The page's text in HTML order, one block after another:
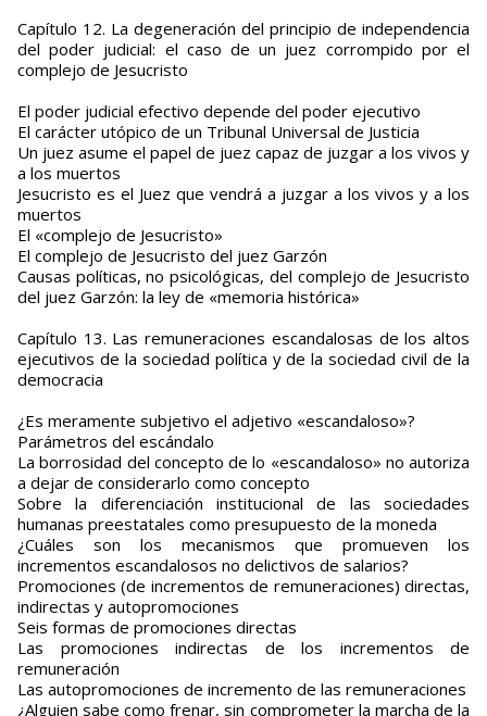
Capítulo 12. La degeneración del principio de independencia
del poder judicial: el caso de un juez corrompido por el
complejo de Jesucristo
El poder judicial efectivo depende del poder ejecutivo
El carácter utópico de un Tribunal Universal de Justicia
Un juez asume el papel de juez capaz de juzgar a los vivos y
a los muertos
Jesucristo es el Juez que vendrá a juzgar a los vivos y a los
muertos
El «complejo de Jesucristo»
El complejo de Jesucristo del juez Garzón
Causas políticas, no psicológicas, del complejo de Jesucristo
del juez Garzón: la ley de «memoria histórica»
Capítulo 13. Las remuneraciones escandalosas de los altos
ejecutivos de la sociedad política y de la sociedad civil de la
democracia
¿Es meramente subjetivo el adjetivo «escandaloso»?
Parámetros del escándalo
La borrosidad del concepto de lo «escandaloso» no autoriza
a dejar de considerarlo como concepto
Sobre la diferenciación institucional de las sociedades
humanas preestatales como presupuesto de la moneda
¿Cuáles son los mecanismos que promueven los
incrementos escandalosos no delictivos de salarios?
Promociones (de incrementos de remuneraciones) directas,
indirectas y autopromociones
Seis formas de promociones directas
Las promociones indirectas de los incrementos de
remuneración
Las autopromociones de incremento de las remuneraciones
¿Alguien sabe como frenar, sin comprometer la marcha de la